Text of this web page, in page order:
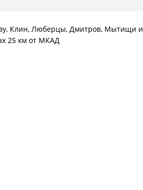
Клин, Люберцы, Дмитров, Мытищи и
25 км от МКАД